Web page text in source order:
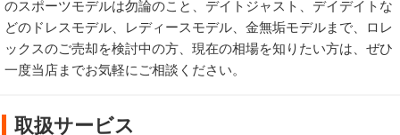
のスポーツモデルは勿論のこと、デイトジャスト、デイデイトな
どのドレスモデル、レディースモデル、金無垢モデルまで、ロレ
ックスのご売却を検討中の方、現在の相場を知りたい方は、ぜひ
一度当店までお気軽にご相談ください。
取扱サービス